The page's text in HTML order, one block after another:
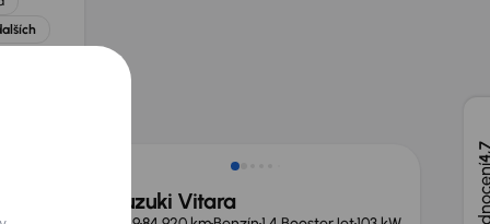
Suzuki Vitara